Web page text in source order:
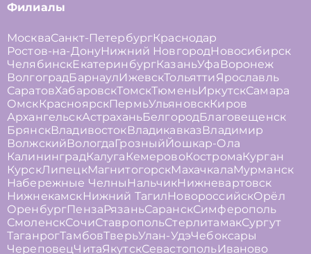
Филиалы
МоскваСанкт-ПетербургКраснодар
Ростов-на-ДонуНижний НовгородНовосибирск
ЧелябинскЕкатеринбургКазаньУфа Воронеж
ВолгоградБарнаулИжевскТольяттиЯрославль
СаратовХабаровскТомскТюменьИркутскСамара
ОмскКрасноярскПермьУльяновскКиров
АрхангельскАстраханьБелгородБлаговещенск
БрянскВладивостокВладикавказВладимир
ВолжскийВологдаГрозныйЙошкар-Ола
КалининградКалуга КемеровоКостромаКурган
КурскЛипецкМагнитогорскМахачкалаМурманск
Набережные Челны НальчикНижневартовск
НижнекамскНижний ТагилНовороссийскОрёл
ОренбургПензаРязаньСаранскСимферополь
СмоленскСочиСтавропольСтерлитамакСургут
ТаганрогТамбовТверьУлан-УдэЧебоксары
ЧереповецЧитаЯкутскСевастопольИваново